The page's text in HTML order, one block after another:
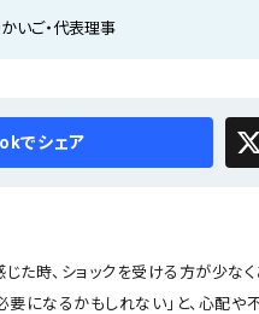
いご・代表理事
X
た時、ショックを受ける方が少な
要になるかもしれない」と、心配